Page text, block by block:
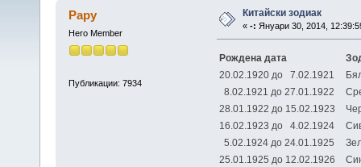
Papy
Hero Member
Публикации: 7934
Китайски зодиак
« -: Януари 30, 2014,
Рождена дата
20.02.1920 до 7.02.1921
8.02.1921 до 27.01.1922
28.01.1922 до 15.02.1923
16.02.1923 до 4.02.1924
5.02.1924 до 24.01.1925
25.01.1925 до 12.02.1926